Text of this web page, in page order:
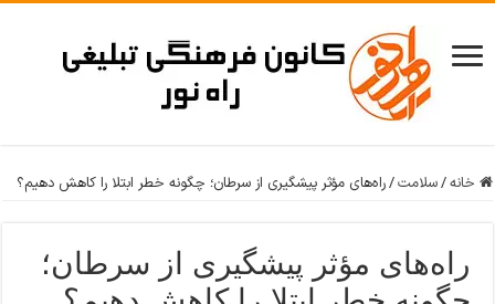
خانه/سلامت/راه‌های مؤثر پیشگیری از سرطان؛ چگونه خطر ابتلا را کاهش دهیم؟
راه‌های مؤثر پیشگیری از سرطان؛